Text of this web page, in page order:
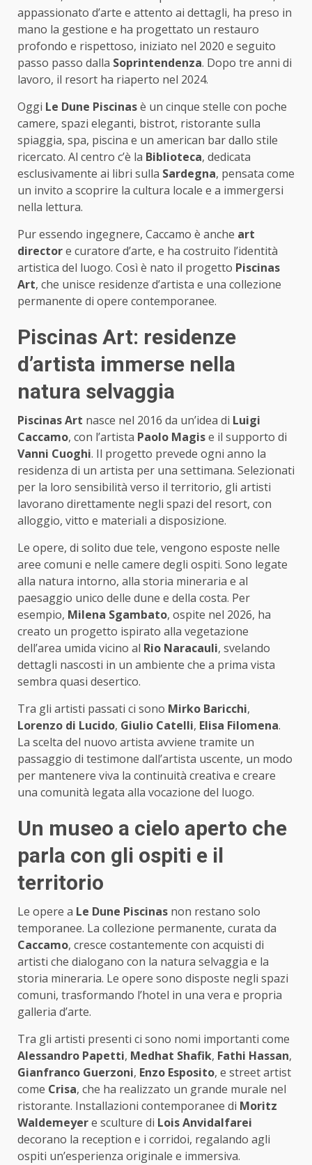
appassionato d’arte e attento ai dettagli, ha preso in
mano la gestione e ha progettato un restauro
profondo e rispettoso, iniziato nel 2020 e seguito
passo passo dalla Soprintendenza. Dopo tre anni di
lavoro, il resort ha riaperto nel 2024.
Oggi Le Dune Piscinasè un cinque stelle con poche
camere, spazi eleganti, bistrot, ristorante sulla
spiaggia, spa, piscina e un american bar dallo stile
ricercato. Al centro c’è la Biblioteca, dedicata
esclusivamente ai libri sulla Sardegna, pensata come
un invito a scoprire la cultura locale e a immergersi
nella lettura.
Pur essendo ingegnere, Caccamo è anche art
directore curatore d’arte, e ha costruito l’identità
artistica del luogo. Così è nato il progetto Piscinas
Art, che unisce residenze d’artista e una collezione
permanente di opere contemporanee.
Piscinas Art: residenze
d’artista immerse nella
natura selvaggia
Piscinas Art nasce nel 2016 da un’idea di Luigi
Caccamo, con l’artista Paolo Magise il supporto di
Vanni Cuoghi. Il progetto prevede ogni anno la
residenza di un artista per una settimana. Selezionati
per la loro sensibilità verso il territorio, gli artisti
lavorano direttamente negli spazi del resort, con
alloggio, vitto e materiali a disposizione.
Le opere, di solito due tele, vengono esposte nelle
aree comuni e nelle camere degli ospiti. Sono legate
alla natura intorno, alla storia mineraria e al
paesaggio unico delle dune e della costa. Per
esempio, Milena Sgambato, ospite nel 2026, ha
creato un progetto ispirato alla vegetazione
dell’area umida vicino al Rio Naracauli, svelando
dettagli nascosti in un ambiente che a prima vista
sembra quasi desertico.
Tra gli artisti passati ci sono Mirko Baricchi,
Lorenzo di Lucido, Giulio Catelli, Elisa Filomena.
La scelta del nuovo artista avviene tramite un
passaggio di testimone dall’artista uscente, un modo
per mantenere viva la continuità creativa e creare
una comunità legata alla vocazione del luogo.
Un museo a cielo aperto che
parla con gli ospiti e il
territorio
Le opere a Le Dune Piscinas non restano solo
temporanee. La collezione permanente, curata da
Caccamo, cresce costantemente con acquisti di
artisti che dialogano con la natura selvaggia e la
storia mineraria. Le opere sono disposte negli spazi
comuni, trasformando l’hotel in una vera e propria
galleria d’arte.
Tra gli artisti presenti ci sono nomi importanti come
Alessandro Papetti, Medhat Shafik, Fathi Hassan,
Gianfranco Guerzoni, Enzo Esposito, e street artist
come Crisa, che ha realizzato un grande murale nel
ristorante. Installazioni contemporanee di Moritz
Waldemeyere sculture di Lois Anvidalfarei
decorano la reception e i corridoi, regalando agli
ospiti un’esperienza originale e immersiva.